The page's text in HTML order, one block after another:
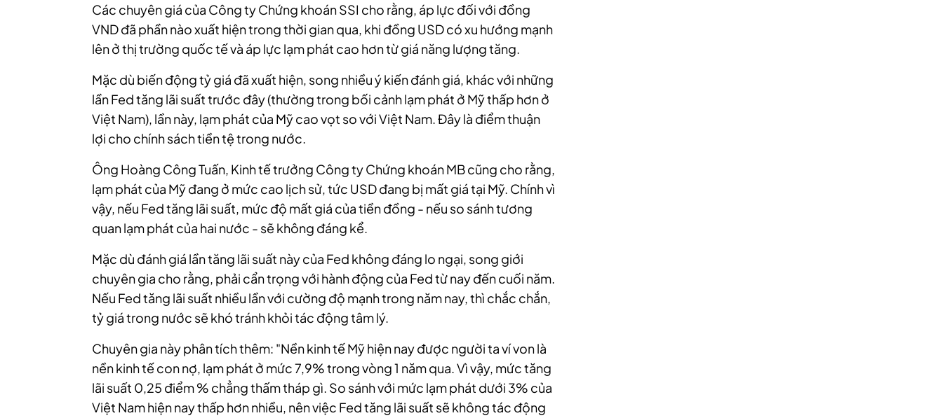
Các chuyên giá của Công ty Chứng khoán SSI cho rằng, áp lực đối với đồng
VND đã phần nào xuất hiện trong thời gian qua, khi đồng USD có xu hướng mạnh
lên ở thị trường quốc tế và áp lực lạm phát cao hơn từ giá năng lượng tăng.
Mặc dù biến động tỷ giá đã xuất hiện, song nhiều ý kiến đánh giá, khác với những
lần Fed tăng lãi suất trước đây (thường trong bối cảnh lạm phát ở Mỹ thấp hơn ở
Việt Nam), lần này, lạm phát của Mỹ cao vọt so với Việt Nam. Đây là điểm thuận
lợi cho chính sách tiền tệ trong nước.
Ông Hoàng Công Tuấn, Kinh tế trưởng Công ty Chứng khoán MB cũng cho rằng,
lạm phát của Mỹ đang ở mức cao lịch sử, tức USD đang bị mất giá tại Mỹ. Chính vì
vậy, nếu Fed tăng lãi suất, mức độ mất giá của tiền đồng - nếu so sánh tương
quan lạm phát của hai nước - sẽ không đáng kể.
Mặc dù đánh giá lần tăng lãi suất này của Fed không đáng lo ngại, song giới
chuyên gia cho rằng, phải cẩn trọng với hành động của Fed từ nay đến cuối năm.
Nếu Fed tăng lãi suất nhiều lần với cường độ mạnh trong năm nay, thì chắc chắn,
tỷ giá trong nước sẽ khó tránh khỏi tác động tâm lý.
Chuyên gia này phân tích thêm: "Nền kinh tế Mỹ hiện nay được người ta ví von là
nền kinh tế con nợ, lạm phát ở mức 7,9% trong vòng 1 năm qua. Vì vậy, mức tăng
lãi suất 0,25 điểm % chẳng thấm tháp gì. So sánh với mức lạm phát dưới 3% của
Việt Nam hiện nay thấp hơn nhiều, nên việc Fed tăng lãi suất sẽ không tác động